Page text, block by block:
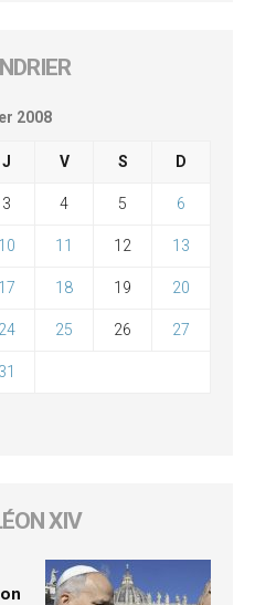
2008
J V S D
3 4 5 6
10 11 12 13
17 18 19 20
24 25 26 27
31
XIV